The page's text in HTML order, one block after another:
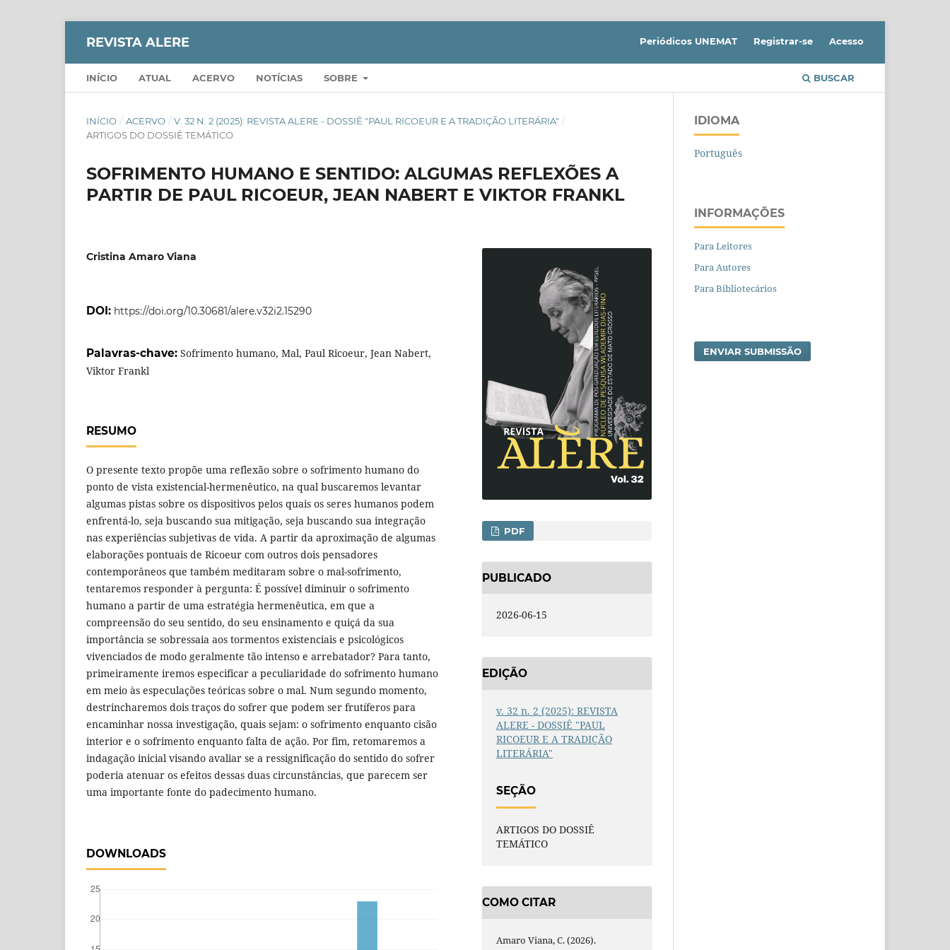
REVISTA ALERE
INÍCIO ATUAL ACERVO NOTÍCIAS SOBRE BUSCAR
Periódicos UNEMAT Registrar-se Acesso
INÍCIO / ACERVO / V. 32 N. 2 (2025): REVISTA ALERE - DOSSIÊ "PAUL RICOEUR E A TRADIÇÃO LITERÁRIA" /
ARTIGOS DO DOSSIÊ TEMÁTICO
SOFRIMENTO HUMANO E SENTIDO: ALGUMAS REFLEXÕES A
PARTIR DE PAUL RICOEUR, JEAN NABERT E VIKTOR FRANKL
Cristina Amaro Viana
DOI: https://doi.org/10.30681/alere.v32i2.15290
Palavras-chave: Sofrimento humano, Mal, Paul Ricoeur, Jean Nabert,
Viktor Frankl
RESUMO
O presente texto propõe uma reflexão sobre o sofrimento humano do
ponto de vista existencial-hermenêutico, na qual buscaremos levantar
algumas pistas sobre os dispositivos pelos quais os seres humanos podem
enfrentá-lo, seja buscando sua mitigação, seja buscando sua integração
nas experiências subjetivas de vida. A partir da aproximação de algumas
elaborações pontuais de Ricoeur com outros dois pensadores
contemporâneos que também meditaram sobre o mal-sofrimento,
tentaremos responder à pergunta: É possível diminuir o sofrimento
humano a partir de uma estratégia hermenêutica, em que a
compreensão do seu sentido, do seu ensinamento e quiçá da sua
importância se sobressaia aos tormentos existenciais e psicológicos
vivenciados de modo geralmente tão intenso e arrebatador? Para tanto,
primeiramente iremos especificar a peculiaridade do sofrimento humano
em meio às especulações teóricas sobre o mal. Num segundo momento,
destrincharemos dois traços do sofrer que podem ser frutíferos para
encaminhar nossa investigação, quais sejam: o sofrimento enquanto cisão
interior e o sofrimento enquanto falta de ação. Por fim, retomaremos a
indagação inicial visando avaliar se a ressignificação do sentido do sofrer
poderia atenuar os efeitos dessas duas circunstâncias, que parecem ser
uma importante fonte do padecimento humano.
DOWNLOADS
PDF
PUBLICADO
2026-06-15
EDIÇÃO
v. 32 n. 2 (2025): REVISTA
ALERE - DOSSIÊ "PAUL
RICOEUR E A TRADIÇÃO
LITERÁRIA"
SEÇÃO
ARTIGOS DO DOSSIÊ
TEMÁTICO
COMO CITAR
Amaro Viana, C. (2026).
IDIOMA
Português
INFORMAÇÕES
Para Leitores
Para Autores
Para Bibliotecários
ENVIAR SUBMISSÃO